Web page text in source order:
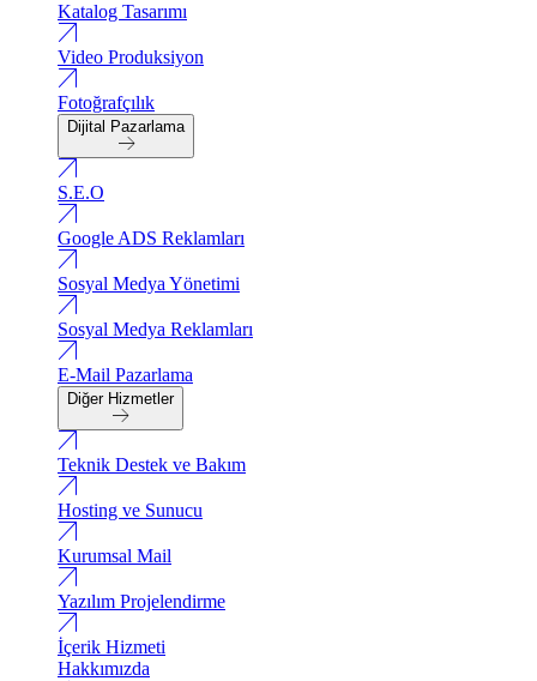
Katalog Tasarımı
Video Produksiyon
Fotoğrafçılık
Dijital Pazarlama
S.E.O
Google ADS Reklamları
Sosyal Medya Yönetimi
Sosyal Medya Reklamları
E-Mail Pazarlama
Diğer Hizmetler
Teknik Destek ve Bakım
Hosting ve Sunucu
Kurumsal Mail
Yazılım Projelendirme
İçerik Hizmeti
Hakkımızda